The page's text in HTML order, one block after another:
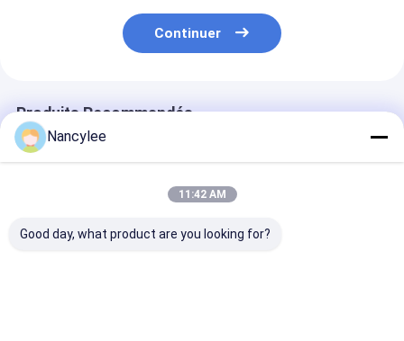
Continuer
Produits Recommandés
Nancylee
11:42 AM
Good day, what product are you looking for?